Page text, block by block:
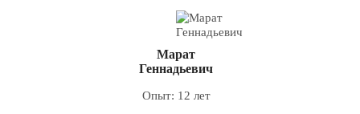
Марат
Геннадьевич
Опыт: 12 лет